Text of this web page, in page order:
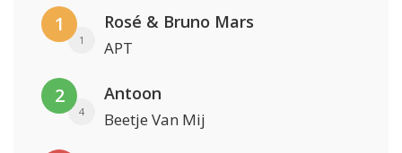
1
1
Rosé & Bruno Mars
APT
2
4
Antoon
Beetje Van Mij